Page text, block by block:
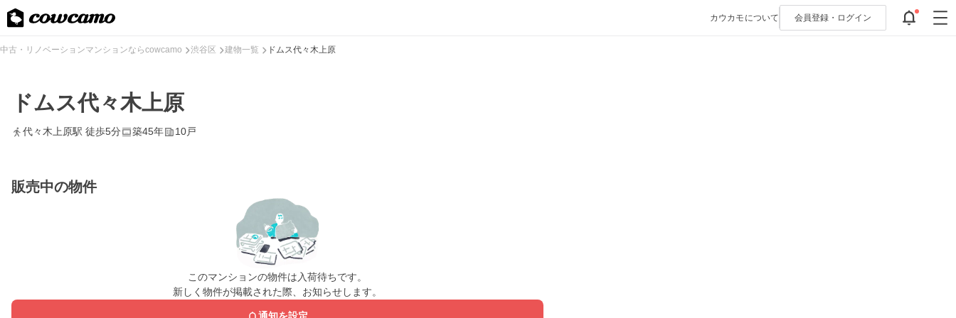
カウカモについて 会員登録・ ログイン
中古・リノベーションマンションならcowcamo 渋谷区 建物一覧 ドムス代々木上原
ドムス代々木上原
代々木上原駅 徒歩5分 築45年 10戸
販売中の物件
このマンションの物件は入荷待ちです。
新しく物件が掲載された際、お知らせします。